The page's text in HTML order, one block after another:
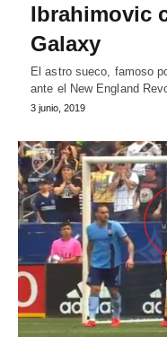
Ibrahimovic
Galaxy
El astro sueco, famoso
ante el New England
3 junio, 2019